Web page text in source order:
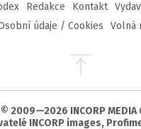
Redakce Kontakt
údaje / Cookies
Volná
Přejít
stránky
2009—2026 INCORP MEDIA
INCORP images,